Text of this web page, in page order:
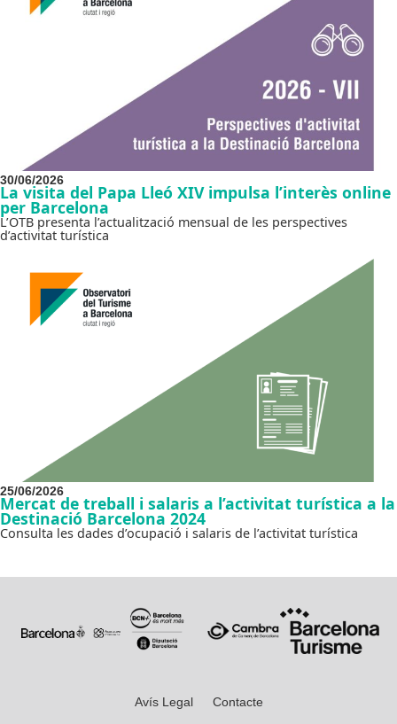
30/06/2026
La visita del Papa Lleó XIV impulsa l’interès online
per Barcelona
L’OTB presenta l’actualització mensual de les perspectives
d’activitat turística
25/06/2026
Mercat de treball i salaris a l’activitat turística a la
Destinació Barcelona 2024
Consulta les dades d’ocupació i salaris de l’activitat turística
Avís Legal Contacte